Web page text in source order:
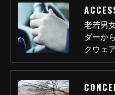
老若男
ダーか
クウェ